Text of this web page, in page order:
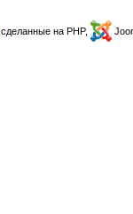
, сделанные на PHP,